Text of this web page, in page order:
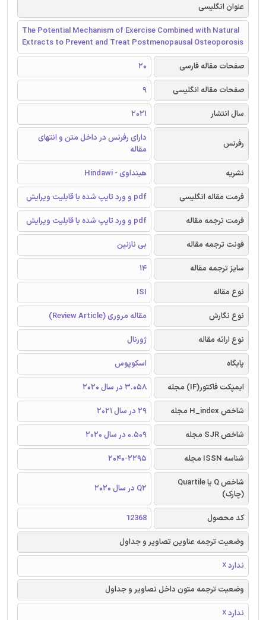
عنوان انگلیسی
The Potential Mechanism of Exercise Combined with Natural
Extracts to Prevent and Treat Postmenopausal Osteoporosis
صفحات مقاله فارسی
20
صفحات مقاله انگلیسی
9
سال انتشار
2021
رفرنس
دارای رفرنس در داخل متن و انتهای
مقاله
نشریه
هینداوی - Hindawi
فرمت مقاله انگلیسی
pdf و ورد تایپ شده با قابلیت ویرایش
فرمت ترجمه مقاله
pdf و ورد تایپ شده با قابلیت ویرایش
فونت ترجمه مقاله
بی نازنین
سایز ترجمه مقاله
14
نوع مقاله
ISI
نوع نگارش
مقاله مروری (Review Article)
نوع ارائه مقاله
ژورنال
پایگاه
اسکوپوس
ایمپکت فاکتور(IF) مجله
3.058 در سال 2020
شاخص H_index مجله
29 در سال 2021
شاخص SJR مجله
0.509 در سال 2020
شناسه ISSN مجله
2040-2295
شاخص Q یا Quartile
(چارک)
Q2 در سال 2020
کد محصول
12368
وضعیت ترجمه عناوین تصاویر و جداول
ندارد ☓
وضعیت ترجمه متون داخل تصاویر و جداول
ندارد ☓